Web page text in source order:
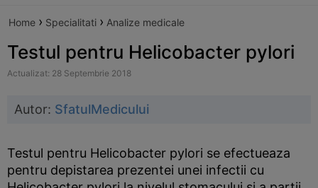
Home › Specialitati › Analize medicale
Testul pentru Helicobacter pylori
Actualizat: 28 Septembrie 2018
Autor: SfatulMedicului
Testul pentru Helicobacter pylori se efectueaza
pentru depistarea prezentei unei infectii cu